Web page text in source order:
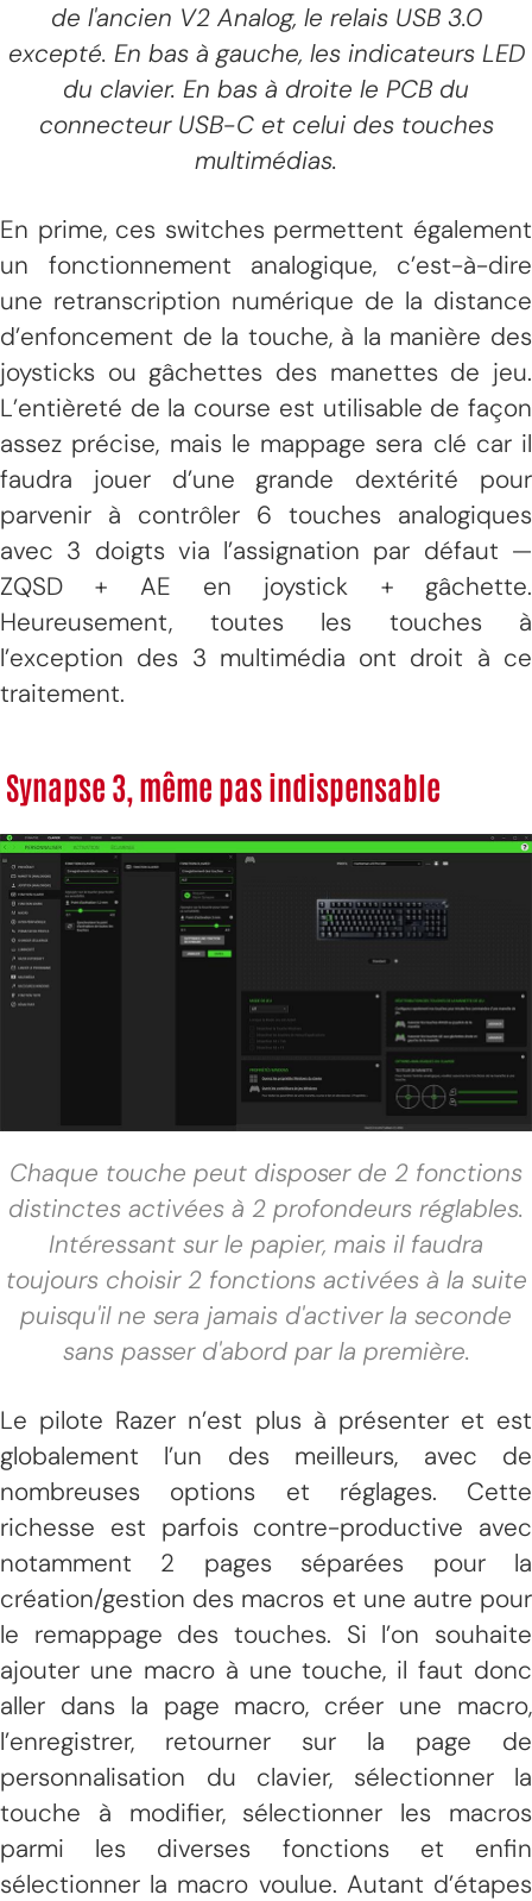
de l'ancien V2 Analog, le relais USB 3.0
excepté. En bas à gauche, les indicateurs LED
du clavier. En bas à droite le PCB du
connecteur USB-C et celui des touches
multimédias.
En prime, ces switches permettent également
un fonctionnement analogique, c’est-à-dire
une retranscription numérique de la distance
d’enfoncement de la touche, à la manière des
joysticks ou gâchettes des manettes de jeu.
L’entièreté de la course est utilisable de façon
assez précise, mais le mappage sera clé car il
faudra jouer d’une grande dextérité pour
parvenir à contrôler 6 touches analogiques
avec 3 doigts via l’assignation par défaut —
ZQSD + AE en joystick + gâchette.
Heureusement, toutes les touches à
l’exception des 3 multimédia ont droit à ce
traitement.
Synapse 3, même pas indispensable
Chaque touche peut disposer de 2 fonctions
distinctes activées à 2 profondeurs réglables.
Intéressant sur le papier, mais il faudra
toujours choisir 2 fonctions activées à la suite
puisqu'il ne sera jamais d'activer la seconde
sans passer d'abord par la première.
Le pilote Razer n’est plus à présenter et est
globalement l’un des meilleurs, avec de
nombreuses options et réglages. Cette
richesse est parfois contre-productive avec
notamment 2 pages séparées pour la
création/gestion des macros et une autre pour
le remappage des touches. Si l’on souhaite
ajouter une macro à une touche, il faut donc
aller dans la page macro, créer une macro,
l’enregistrer, retourner sur la page de
personnalisation du clavier, sélectionner la
touche à modifier, sélectionner les macros
parmi les diverses fonctions et enfin
sélectionner la macro voulue. Autant d’étapes